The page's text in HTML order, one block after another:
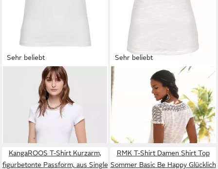
Sehr beliebt
T-Shirt ONLLIVE LOVE
NEW (3-tlg., 3er Pack) Figur
betont, elastische
Baumwollqualität
Sehr beliebt
VIVANCE BY LASCANA
Kurzarmshirt mit
sommerlicher Häkelspitze aus
luftiger Qualität mit Leinen
29,99 €
KangaROOS T-Shirt Kurzarm,
figurbetonte Passform, aus Single
RMK T-Shirt Damen Shirt Top
Sommer Basic Be Happy Glücklich